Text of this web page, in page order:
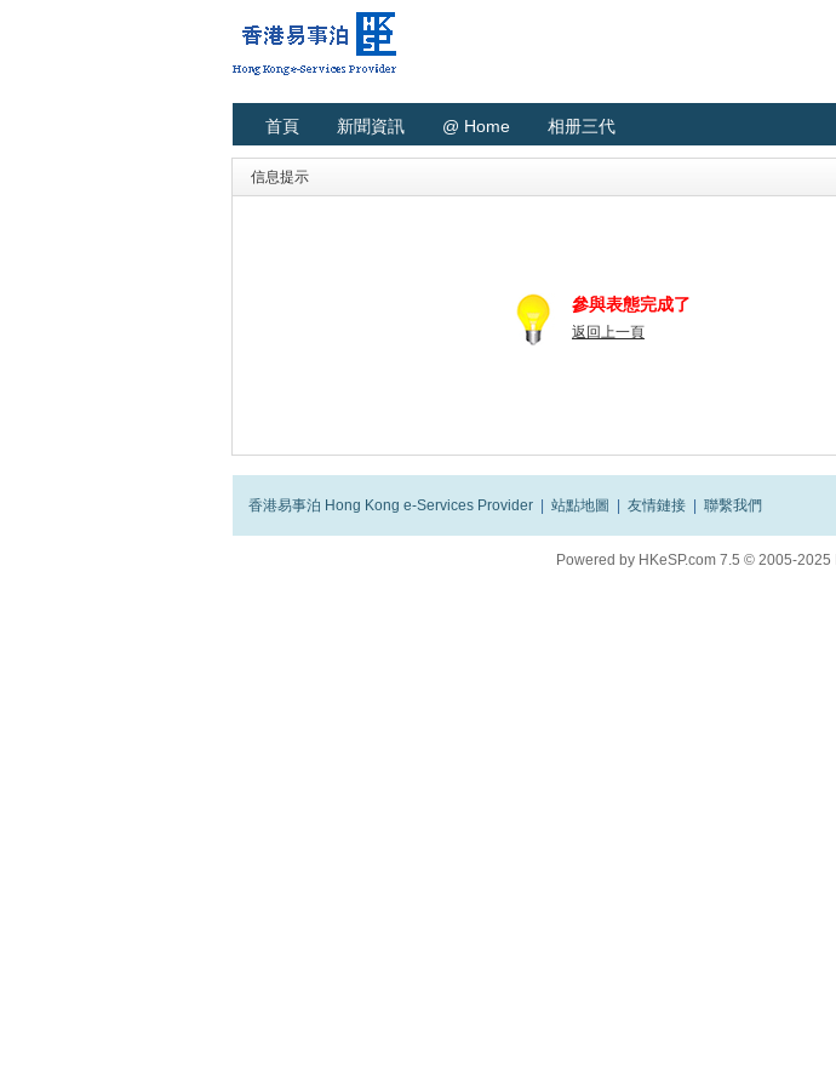
首頁 新聞資訊 @ Home 相册三代
信息提示
參與表態完成了
返回上一頁
香港易事泊 Hong Kong e-Services Provider 站點地圖 友情鏈接 聯繫我們
Powered by HKeSP.com 7.5 © 2005-2025